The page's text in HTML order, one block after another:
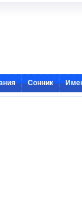
Сонник